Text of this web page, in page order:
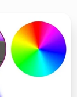
occhiali sole